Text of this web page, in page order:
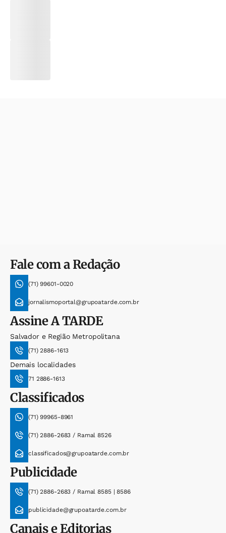
Fale com a Redação
(71) 99601-0020
jornalismoportal@grupoatarde.com.br
AssineA TARDE
Salvador e Região Metropolitana
(71) 2886-1613
Demais localidades
71 2886-1613
Classificados
(71) 99965-8961
(71) 2886-2683 / Ramal 8526
classificados@grupoatarde.com.br
Publicidade
(71) 2886-2683 / Ramal 8585 | 8586
publicidade@grupoatarde.com.br
Canais e Editorias